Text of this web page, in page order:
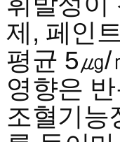
제, 페인
평균 5㎍/
영향은
조혈기능